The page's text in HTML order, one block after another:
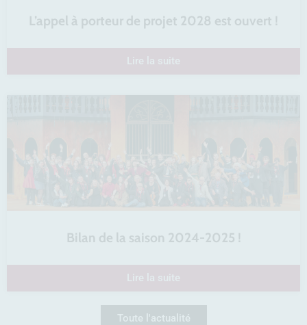
L’appel à porteur de projet 2028 est ouvert !
Bilan de la saison 2024-2025 !
Toute l'actualité